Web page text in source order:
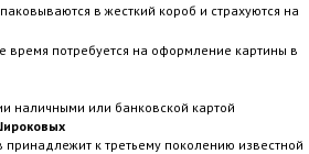
в жесткий короб и страхуются на
время потребуется на оформление картины в
наличными или банковской картой
к третьему поколению известной